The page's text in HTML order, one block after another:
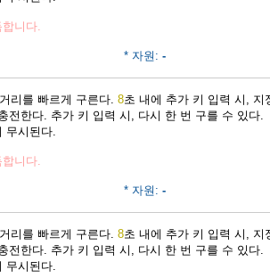
니다.
* 자원: -
거리를 빠르게 구른다. 8초 내에 추가 키 입력 시, 지
전한다. 추가 키 입력 시, 다시 한 번 구를 수 있다.
무시된다.
니다.
* 자원: -
거리를 빠르게 구른다. 8초 내에 추가 키 입력 시, 지
전한다. 추가 키 입력 시, 다시 한 번 구를 수 있다.
무시된다.